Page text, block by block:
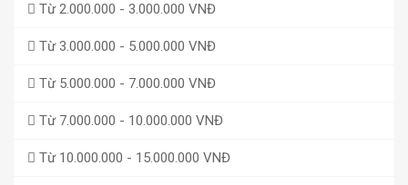
Từ 2.000.000 - 3.000.000 VNĐ
Từ 3.000.000 - 5.000.000 VNĐ
Từ 5.000.000 - 7.000.000 VNĐ
Từ 7.000.000 - 10.000.000 VNĐ
Từ 10.000.000 - 15.000.000 VNĐ